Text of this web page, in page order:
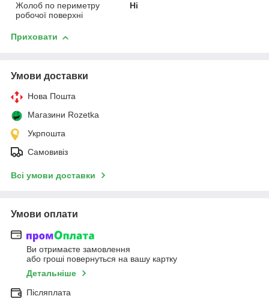
Жолоб по периметру
робочої поверхні
Ні
Приховати
Умови доставки
Нова Пошта
Магазини Rozetka
Укрпошта
Самовивіз
Всі умови доставки
Умови оплати
Ви отримаєте замовлення
або гроші повернуться на вашу картку
Детальніше
Післяплата